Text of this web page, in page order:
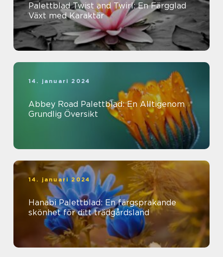
Palettblad Twist and Twirl: En Färgglad
Växt med Karaktär
14. januari 2024
Abbey Road Palettblad: En Alltigenom
Grundlig Översikt
14. januari 2024
Hanabi Palettblad: En färgsprakande
skönhet för ditt trädgårdsland